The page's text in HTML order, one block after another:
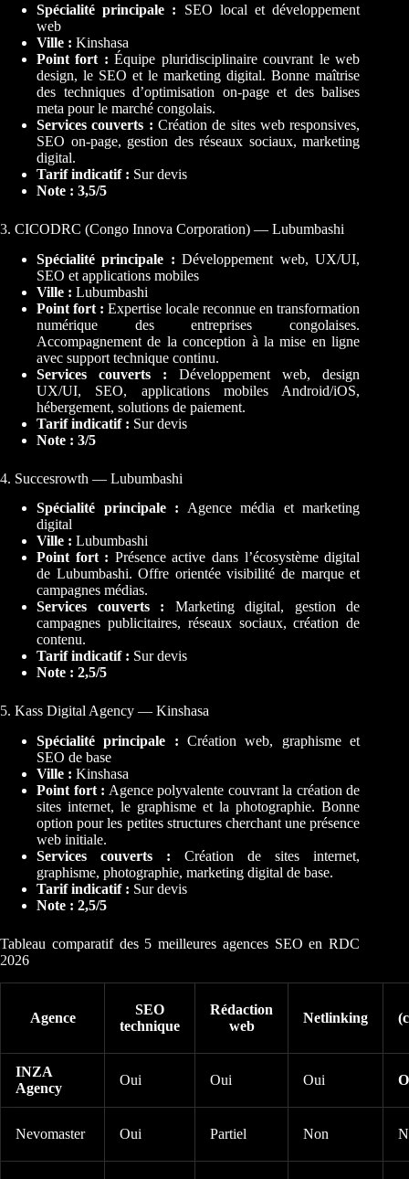
Spécialité principale : SEO local et développement
web
Ville : Kinshasa
Point fort : Équipe pluridisciplinaire couvrant le web
design, le SEO et le marketing digital. Bonne maîtrise
des techniques d’optimisation on-page et des balises
meta pour le marché congolais.
Services couverts : Création de sites web responsives,
SEO on-page, gestion des réseaux sociaux, marketing
digital.
Tarif indicatif : Sur devis
Note : 3,5/5
3. CICODRC (Congo Innova Corporation) — Lubumbashi
Spécialité principale : Développement web, UX/UI,
SEO et applications mobiles
Ville : Lubumbashi
Point fort : Expertise locale reconnue en transformation
numérique des entreprises congolaises.
Accompagnement de la conception à la mise en ligne
avec support technique continu.
Services couverts : Développement web, design
UX/UI, SEO, applications mobiles Android/iOS,
hébergement, solutions de paiement.
Tarif indicatif : Sur devis
Note : 3/5
4. Succesrowth — Lubumbashi
Spécialité principale : Agence média et marketing
digital
Ville : Lubumbashi
Point fort : Présence active dans l’écosystème digital
de Lubumbashi. Offre orientée visibilité de marque et
campagnes médias.
Services couverts : Marketing digital, gestion de
campagnes publicitaires, réseaux sociaux, création de
contenu.
Tarif indicatif : Sur devis
Note : 2,5/5
5. Kass Digital Agency — Kinshasa
Spécialité principale : Création web, graphisme et
SEO de base
Ville : Kinshasa
Point fort : Agence polyvalente couvrant la création de
sites internet, le graphisme et la photographie. Bonne
option pour les petites structures cherchant une présence
web initiale.
Services couverts : Création de sites internet,
graphisme, photographie, marketing digital de base.
Tarif indicatif : Sur devis
Note : 2,5/5
Tableau comparatif des 5 meilleures agences SEO en RDC
2026
Agence
SEO
technique
Rédaction
web
Netlinking
INZA
Agency
Oui Oui Oui
Nevomaster Oui Partiel Non